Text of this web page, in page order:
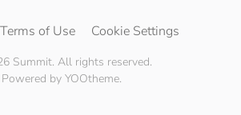
Terms of Use Cookie Settings
Summit. All rights reserved.
Powered by YOOtheme.